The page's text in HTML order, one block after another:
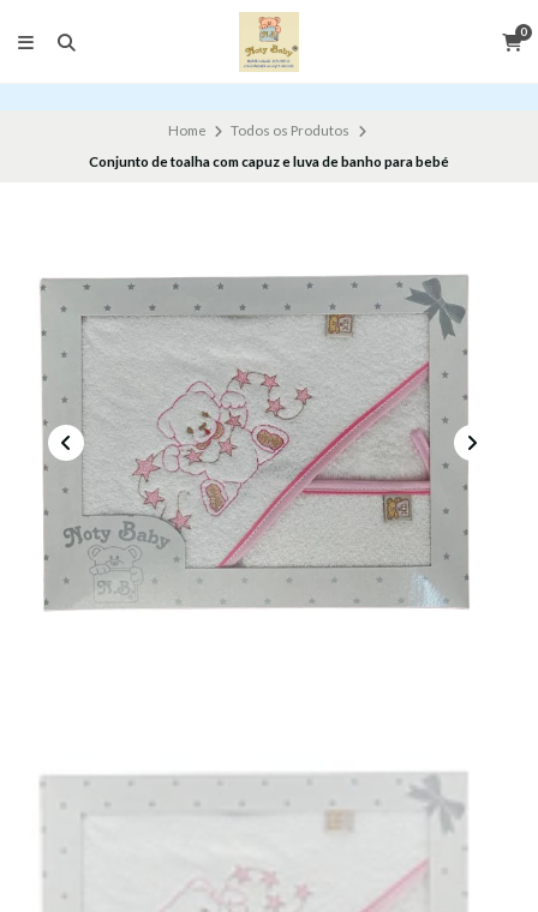
0
Home
Todos os Produtos
Conjunto de toalha com capuz e luva de banho para bebé